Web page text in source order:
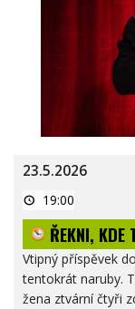
23.5.2026
ŘEKNI,
KDE
TI
MUŽI
JSOU
19:00
ŘEKNI, KDE
Vtipný příspěvek
tentokrát naruby.
žena ztvární čtyři